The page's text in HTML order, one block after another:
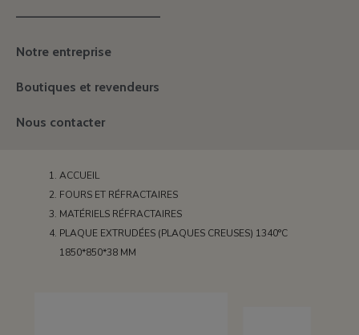
———————————————
Notre entreprise
Boutiques et revendeurs
Nous contacter
ACCUEIL
FOURS ET RÉFRACTAIRES
MATÉRIELS RÉFRACTAIRES
PLAQUE EXTRUDÉES (PLAQUES CREUSES) 1340°C
1850*850*38 MM